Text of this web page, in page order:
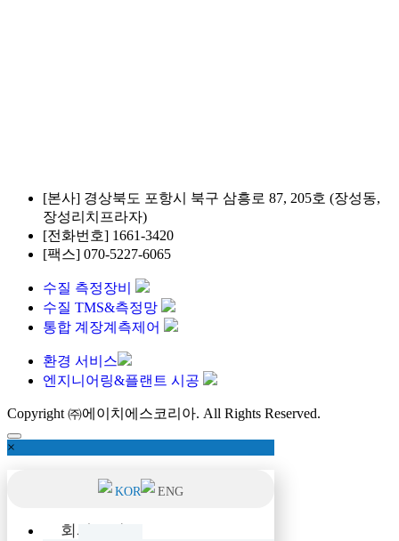
[본사] 경상북도 포항시 북구 삼흥로 87, 205호 (장성동,
장성리치프라자)
[전화번호] 1661-3420
[팩스] 070-5227-6065
수질 측정장비
수질 TMS&측정망
통합 계장계측제어
환경 서비스
엔지니어링&플랜트 시공
Copyright ㈜에이치에스코리아. All Rights Reserved.
×
KOR ENG
회사소개